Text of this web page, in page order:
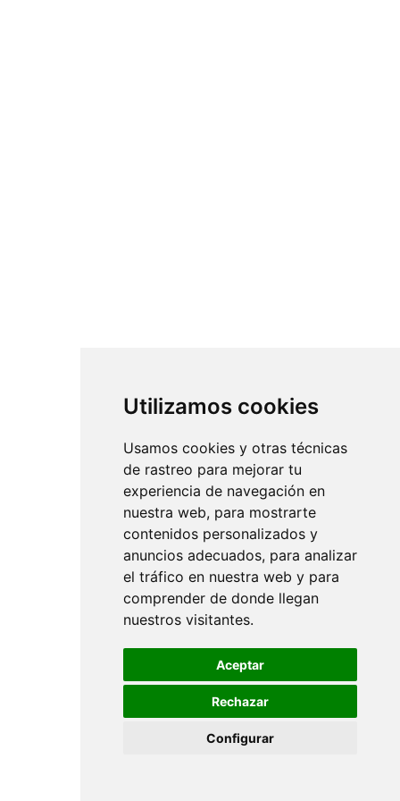
Utilizamos cookies
Usamos cookies y otras técnicas
de rastreo para mejorar tu
experiencia de navegación en
nuestra web, para mostrarte
contenidos personalizados y
anuncios adecuados, para analizar
el tráfico en nuestra web y para
comprender de donde llegan
nuestros visitantes.
Aceptar
Rechazar
Configurar